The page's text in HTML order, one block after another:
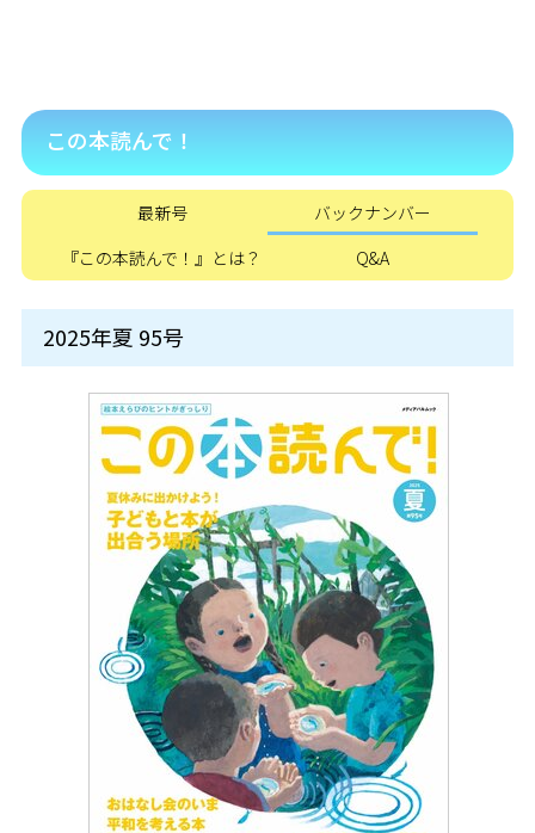
この本読んで！
最新号
バックナンバー
『この本読んで！』とは？
Q&A
2025年夏 95号